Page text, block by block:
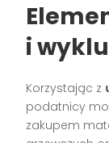
i
Korzystając z
podatnicy
zakupem